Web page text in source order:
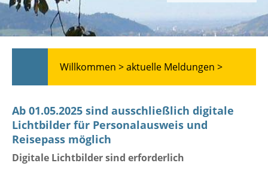
Willkommen >aktuelle Meldungen >
Ab 01.05.2025 sind ausschließlich digitale
Lichtbilder für Personalausweis und
Reisepass möglich
Digitale Lichtbilder sind erforderlich